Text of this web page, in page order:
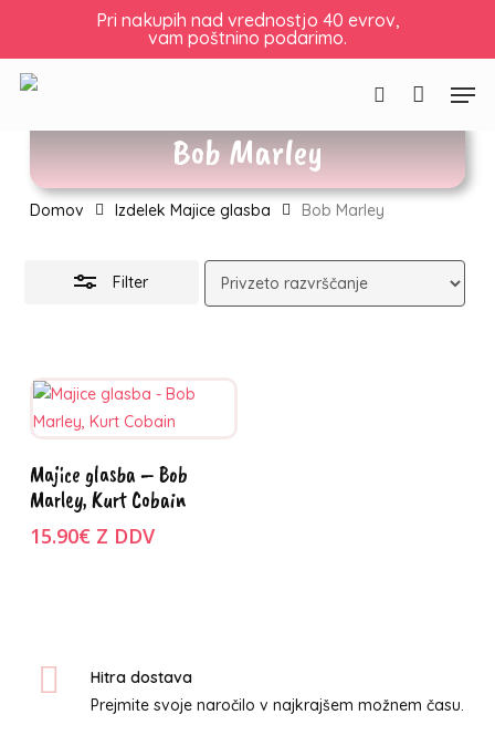
content
Pri nakupih nad vrednostjo 40 evrov,
vam poštnino podarimo.
Košarica Zapri
košarico
Bob Marley
Domov Izdelek Majice glasba Bob Marley
Filter
Izberite
možnosti
izdelek
ima
več
na
Majice glasba – Bob
Marley, Kurt Cobain
15.90€ Z DDV
Hitra dostava
Prejmite svoje naročilo v najkrajšem možnem času.